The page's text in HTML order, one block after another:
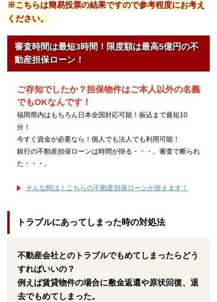
※こちらは簡易投票の結果ですので参考程度にお考え
ください。
審査時間は最短3時間！限度額は最高5億円の不
動産担保ローン！
ご存知でしたか？担保物件はご本人以外の名義
でもOKなんです！
福岡県内はもちろん日本全国対応可能！振込まで最短10
分！
今すぐ資金が必要なら！個人でも法人でも利用可能！
銀行の不動産担保ローンは時間が掛る・・・。審査で断られ
た・・・。
そんな時は！こちらの不動産担保ローンが使えます！
トラブルにあってしまった時の対処法
不動産会社とのトラブルでもめてしまったらどう
すればいいの？
例えば賃貸物件の場合に敷金返還や原状回復、退
去でもめてしまった。